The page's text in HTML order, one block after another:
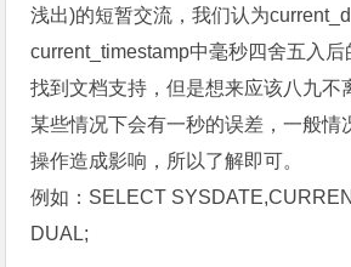
浅出)的短暂交流，我们认为
current_timestamp中毫秒四舍五入
找到文档支持，但是想来应该八九不
某些情况下会有一秒的误差，一般情
操作造成影响，所以了解即可。
例如：SELECT
DUAL;